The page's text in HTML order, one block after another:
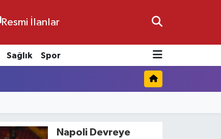
Resmi İlanlar
Sağlık Spor
Napoli Devreye